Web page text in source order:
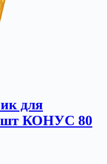
для
шт КОНУС 80